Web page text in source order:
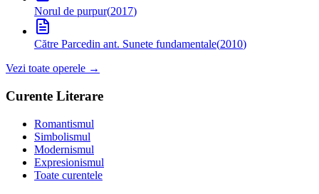
Norul de purpur(2017)
Către Parcedin ant. Sunete fundamentale(2010)
Vezi toate operele →
Curente Literare
Romantismul
Simbolismul
Modernismul
Expresionismul
Toate curentele